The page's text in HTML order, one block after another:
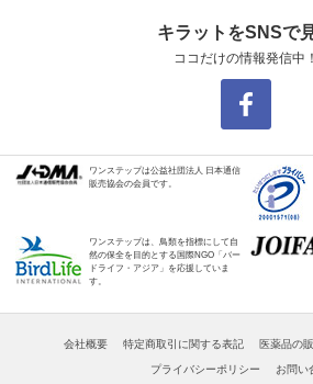
キラットをSNSで
ココだけの情報発信中！
ワンステップは公益社団法人 日本通信
販売協会の会員です。
ワンステップは、鳥類を指標にして自
然の保全を目的とする国際NGO「バー
ドライフ・アジア」を応援していま
す。
会社概要 特定商取引に関する表記 医薬品の
プライバシーポリシー お問い